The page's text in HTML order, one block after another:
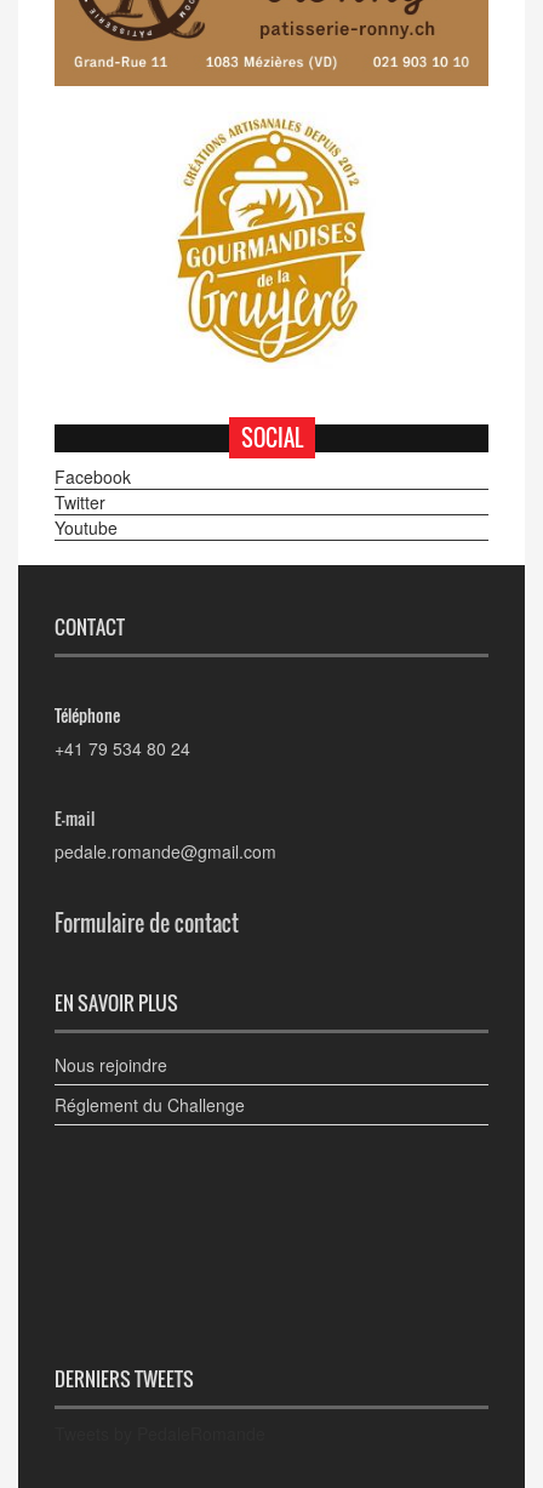
SOCIAL
Facebook
Twitter
Youtube
CONTACT
Téléphone
+41 79 534 80 24
E-mail
pedale.romande@gmail.com
Formulaire de contact
EN SAVOIR PLUS
Nous rejoindre
Réglement du Challenge
DERNIERS TWEETS